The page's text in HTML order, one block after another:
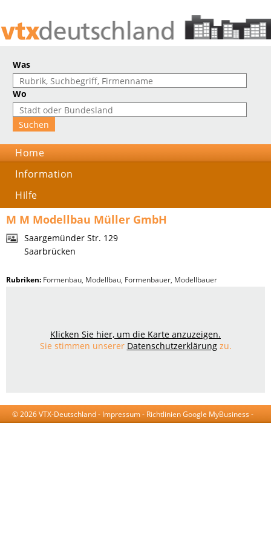
Was
Wo
Home
Information
Hilfe
M M Modellbau Müller GmbH
Saargemünder Str. 129
Saarbrücken
Rubriken: Formenbau, Modellbau, Formenbauer, Modellbauer
Klicken Sie hier, um die Karte anzuzeigen.
Sie stimmen unserer Datenschutzerklärungzu.
© 2026 VTX-Deutschland - Impressum- Richtlinien Google MyBusiness -
AGB-Datenschutzerklärung